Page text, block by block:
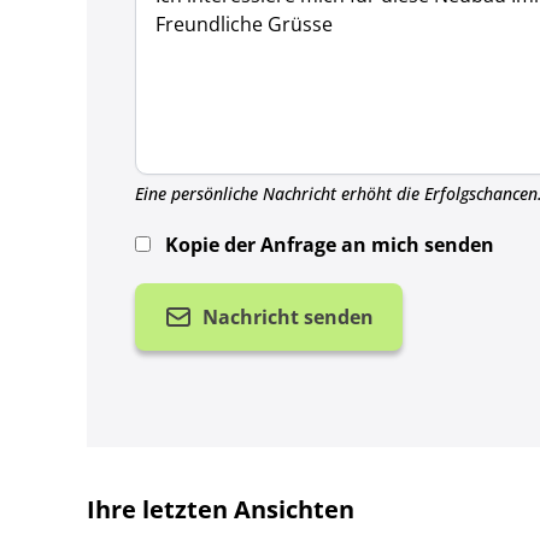
Eine persönliche Nachricht erhöht die
Kopie der Anfrage an mich senden
Nachricht senden
Ihre letzten Ansichten